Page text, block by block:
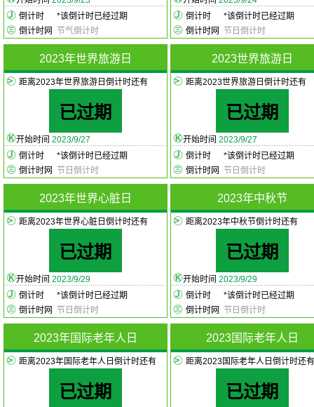
倒计时
*该倒计时已经过期
倒计时网
节气倒计时
倒计时
*该倒计时已经过期
倒计时网
节日倒计时
2023年世界旅游日
距离2023年世界旅游日倒计时还有
已过期
开始时间 2023/9/27
倒计时
*该倒计时已经过期
倒计时网
节日倒计时
2023世界旅游日
距离2023世界旅游日倒计时还有
已过期
开始时间 2023/9/27
倒计时
*该倒计时已经过期
倒计时网
节日倒计时
2023年世界心脏日
距离2023年世界心脏日倒计时还有
已过期
开始时间 2023/9/29
倒计时
*该倒计时已经过期
倒计时网
节日倒计时
2023年中秋节
距离2023年中秋节倒计时还有
已过期
开始时间 2023/9/29
倒计时
*该倒计时已经过期
倒计时网
节日倒计时
2023年国际老年人日
距离2023年国际老年人日倒计时还有
已过期
2023国际老年人日
距离2023国际老年人日倒计时还有
已过期